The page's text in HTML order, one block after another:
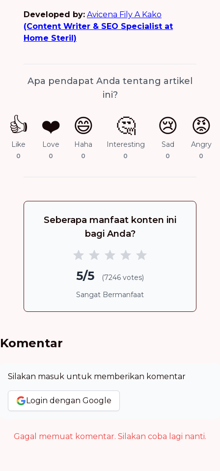
Developed by: Avicena Fily A Kako
(Content Writer & SEO Specialist at
Home Steril)
Apa pendapat Anda tentang artikel
ini?
👍
Like
0
❤️
Love
0
😄
Haha
0
🤔
Interesting
0
😢
Sad
0
😡
Angry
0
Seberapa manfaat konten ini
bagi Anda?
5/5
(7246 votes)
Sangat Bermanfaat
Komentar
Silakan masuk untuk memberikan komentar
Login dengan Google
Gagal memuat komentar. Silakan coba lagi nanti.